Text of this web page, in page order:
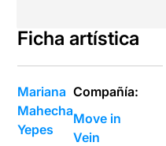
Ficha artística
Mariana
Mahecha
Yepes
Compañía:
Move in
Vein